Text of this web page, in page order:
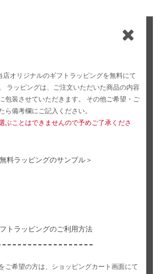
店オリジナルのギフトラッピングを無料にて
ラッピングは、ご注文いただいた商品の内容
包装させていただきます。
その他ご希望・ご
ら備考欄にご記入ください。
ぶことはできませんので予めご了承くださ
料ラッピングのサンプル＞
トラッピングのご利用方法
ご希望の方は、ショッピングカート画面にて